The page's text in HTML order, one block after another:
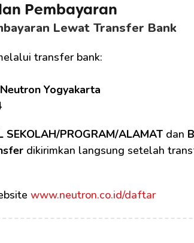
Pembayaran
Lewat Transfer Bank
transfer bank:
Yogyakarta
SEKOLAH/PROGRAM/ALAMAT dan
dikirimkan langsung setelah
www.neutron.co.id/daftar